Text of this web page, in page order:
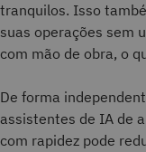
tranquilos. Isso
suas operações sem
com mão de obra, o
De forma
assistentes de IA de
com rapidez pode